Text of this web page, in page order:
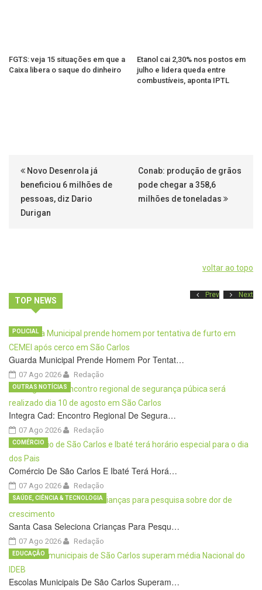
FGTS: veja 15 situações em que a
Caixa libera o saque do dinheiro
Etanol cai 2,30% nos postos em
julho e lidera queda entre
combustíveis, aponta IPTL
Novo Desenrola já
beneficiou 6 milhões de
pessoas, diz Dario
Durigan
Conab: produção de grãos
pode chegar a 358,6
milhões de toneladas
voltar ao topo
TOP NEWS
Prev Next
Guarda Municipal Prende Homem Por Tentat…
07 Ago 2026
POLICIAL
Redação
Integra Cad: Encontro Regional De Segura…
07 Ago 2026
OUTRAS NOTÍCIAS
Redação
Comércio De São Carlos E Ibaté Terá Horá…
07 Ago 2026
COMÉRCIO
Redação
Santa Casa Seleciona Crianças Para Pesqu…
07 Ago 2026
SAÚDE, CIÊNCIA & TECNOLOGIA
Redação
Escolas Municipais De São Carlos Superam…
EDUCAÇÃO